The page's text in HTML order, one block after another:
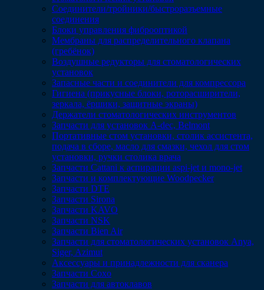
Соединители/тройники/быстроразъемные
соединения
Блоки управления фиброоптикой
Мембраны для распределительного клапана
(гребёнок)
Воздушные редукторы для стоматологических
установок
Запасные части и соединители для компрессора
Гигиена (прикусные блоки, роторасширители,
зеркала, ёршики, защитные экраны)
Держатели стоматологических инструментов
Запчасти для установок A-dec, Belmont
Портативные стом установки, столик ассистента,
подача в сборе, масло для смазки, чехол для стом
установки, ручки столика врача
Запчасти Cattani к аспирации aspi-jet и mono-jet
Запчасти и комплектующие Woodpecker
Запчасти DTE
Запчасти Sirona
Запчасти KAVO
Запчасти NSK
Запчасти Bien Air
Запчасти для стоматологических установок Anya,
Siger, Azimut
Аксессуары и принадлежности для сканера
Запчасти Coxo
Запчасти для автоклавов